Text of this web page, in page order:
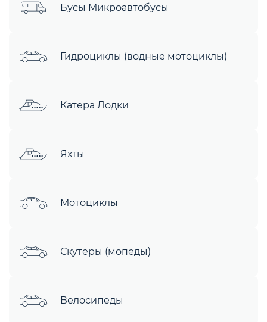
Бусы Микроавтобусы
Гидроциклы (водные мотоциклы)
Катера Лодки
Яхты
Мотоциклы
Скутеры (мопеды)
Велосипеды